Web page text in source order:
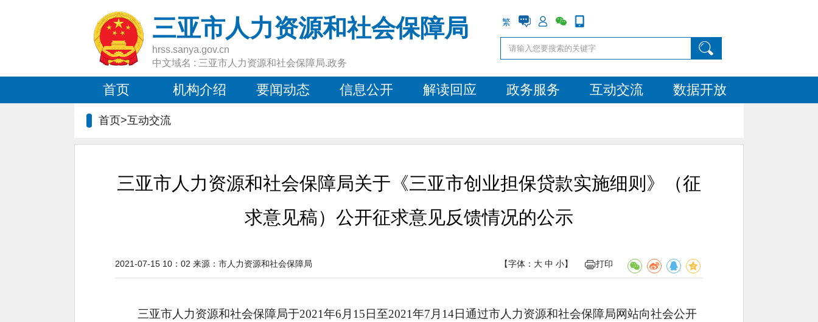
三亚市人力资源和社会保障局
hrss.sanya.gov.cn
中文域名 : 三亚市人力资源和社会保障局.政务
繁
首页 机构介绍 要闻动态 信息公开 解读回应 政务服务 互动交流 数据开放
首页>互动交流
三亚市人力资源和社会保障局关于《三亚市创业担保贷款实施细则》（征
求意见稿）公开征求意见反馈情况的公示
【字体： 大 中 小】 打印
2021-07-15 10：02 来源： 市人力资源和社会保障局
三亚市人力资源和社会保障局于2021年6月15日至2021年7月14日通过市人力资源和社会保障局网站向社会公开